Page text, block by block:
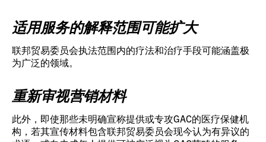
适用服务的解释范围可能扩大
联邦贸易委员会执法范围内的疗法和治疗手段可能涵盖极
为广泛的领域。
重新审视营销材料
此外，即使那些未明确宣称提供或专攻GAC的医疗保健机
构，若其宣传材料包含联邦贸易委员会现今认为有异议的